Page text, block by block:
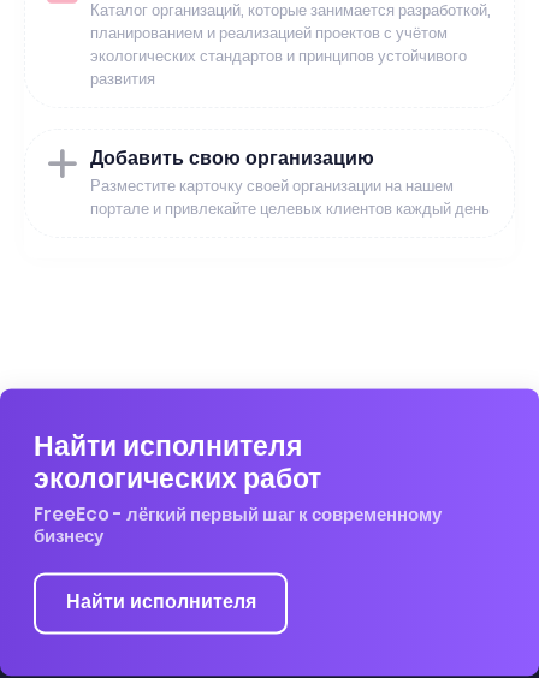
Каталог организаций, которые занимается разработкой,
планированием и реализацией проектов с учётом
экологических стандартов и принципов устойчивого
развития
Добавить свою организацию
Разместите карточку своей организации на нашем
портале и привлекайте целевых клиентов каждый день
Найти исполнителя
экологических работ
FreeEco - лёгкий первый шаг к современному
бизнесу
Найти исполнителя